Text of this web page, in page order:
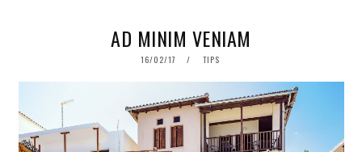
AD MINIM VENIAM
POSTED
16/02/17 01/06/18
TIPS